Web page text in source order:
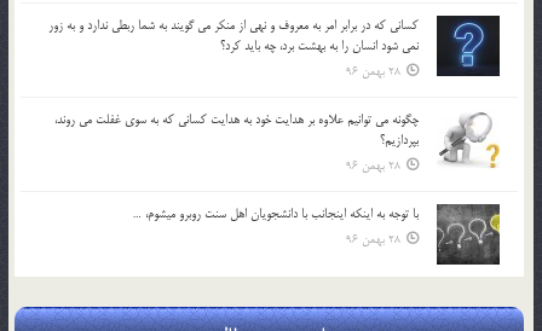
كساني كه در برابر امر به معروف و نهي از منكر مي گويند به شما ربطي ندارد و به زور
نمي شود انسان را به بهشت برد، چه بايد كرد؟
28 بهمن 96
چگونه مي توانيم علاوه بر هدايت خود به هدايت كساني كه به سوي غفلت مي روند،
بپردازيم؟
28 بهمن 96
با توجه به اينكه اينجانب با دانشجويان اهل سنت روبرو مي‎شوم، …
28 بهمن 96